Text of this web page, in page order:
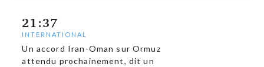
21:37
INTERNATIONAL
Un accord Iran-Oman sur Ormuz
attendu prochainement, dit un